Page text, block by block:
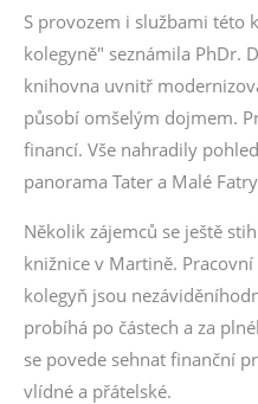
S provozem i službami této
kolegyně" seznámila PhDr.
knihovna uvnitř
působí omšelým dojmem.
financí. Vše nahradily
panorama Tater a Malé
Několik zájemců se ještě
knižnice v Martině.
kolegyň jsou
probíhá po částech a za
se povede sehnat finanční
vlídné a přátelské.